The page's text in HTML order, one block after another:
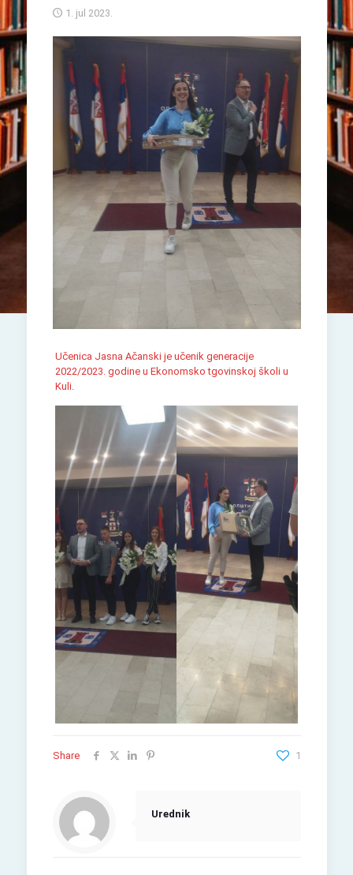
1. jul 2023.
Učenica Jasna Ačanski je učenik generacije
2022/2023. godine u Ekonomsko tgovinskoj školi u
Kuli.
Share 1
Urednik